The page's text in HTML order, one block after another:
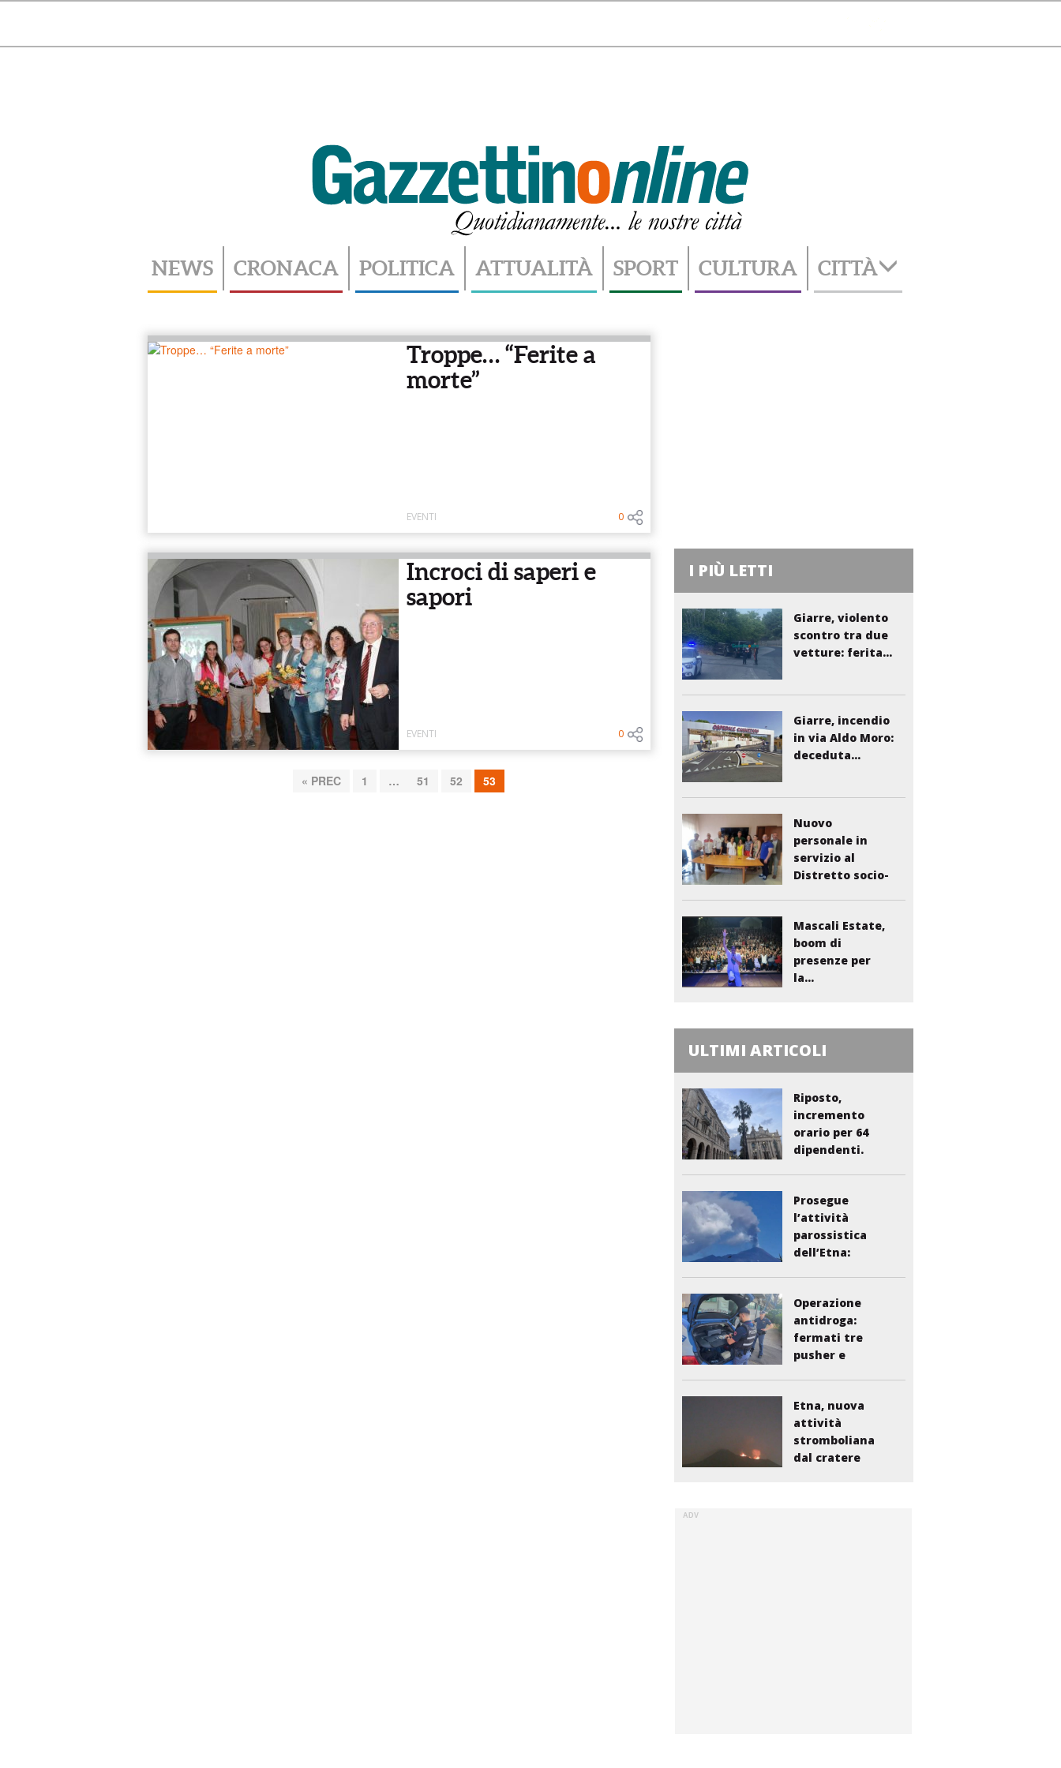
navigation
NEWS CRONACA POLITICA ATTUALITÀ SPORT CULTURA CITTÀ
Troppe… “Ferite a
morte”
EVENTI 0
Incroci di saperi e
sapori
EVENTI 0
« PREC 1 … 51 52 53
I PIÙ LETTI
Giarre, violento
scontro tra due
vetture: ferita...
Giarre, incendio
in via Aldo Moro:
deceduta...
Nuovo
personale in
servizio al
Distretto socio-
Mascali Estate,
boom di
presenze per
la...
ULTIMI ARTICOLI
Riposto,
incremento
orario per 64
dipendenti.
Prosegue
l’attività
parossistica
dell’Etna:
Operazione
antidroga:
fermati tre
pusher e
Etna, nuova
attività
stromboliana
dal cratere